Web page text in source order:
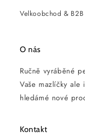
Velkoobchod & B2B
O nás
Ručně vyráběné
Vaše mazlíčky ale
hledámé nové
Kontakt